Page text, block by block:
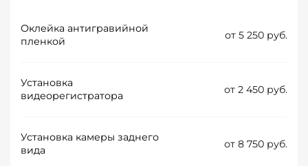
Оклейка антигравийной
пленкой
от 5 250 руб.
Установка
видеорегистратора
от 2 450 руб.
Установка камеры заднего
вида
от 8 750 руб.